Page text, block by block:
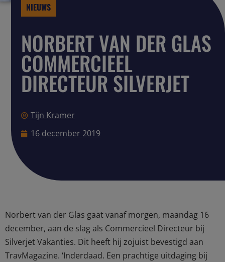
NIEUWS
NORBERT VAN DER GLAS
COMMERCIEEL
DIRECTEUR SILVERJET
Tijn Kramer
16 december 2019
Norbert van der Glas gaat vanaf morgen, maandag 16
december, aan de slag als Commercieel Directeur bij
Silverjet Vakanties. Dit heeft hij zojuist bevestigd aan
TravMagazine. ‘Inderdaad. Een prachtige uitdaging bij